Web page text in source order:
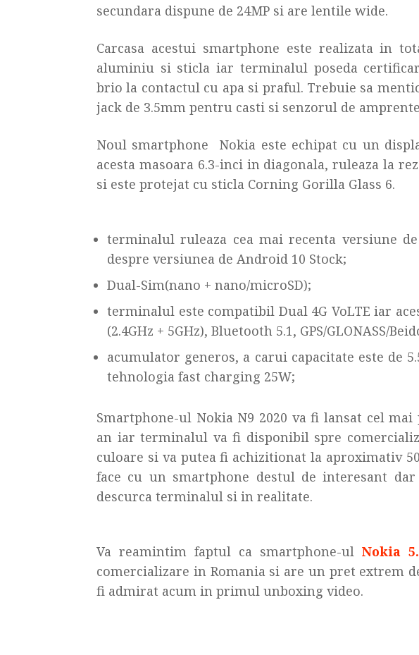
secundara dispune de 24MP si are lentile wide.
Carcasa acestui smartphone este realizata in
aluminiu si sticla iar terminalul poseda
brio la contactul cu apa si praful. Trebuie sa
jack de 3.5mm pentru casti si senzorul de
Noul smartphone Nokia este echipat cu un
acesta masoara 6.3-inci in diagonala, ruleaza la
si este protejat cu sticla Corning Gorilla Glass 6.
terminalul ruleaza cea mai recenta versiune
despre versiunea de Android 10 Stock;
Dual-Sim(nano + nano/microSD);
terminalul este compatibil Dual 4G VoLTE iar
(2.4GHz + 5GHz), Bluetooth 5.1, GPS/GLONASS/
acumulator generos, a carui capacitate este de
tehnologia fast charging 25W;
Smartphone-ul Nokia N9 2020 va fi lansat cel
an iar terminalul va fi disponibil spre
culoare si va putea fi achizitionat la aproximativ
face cu un smartphone destul de interesant
descurca terminalul si in realitate.
Va reamintim faptul ca smartphone-ul Nokia
comercializare in Romania si are un pret extrem
fi admirat acum in primul unboxing video.